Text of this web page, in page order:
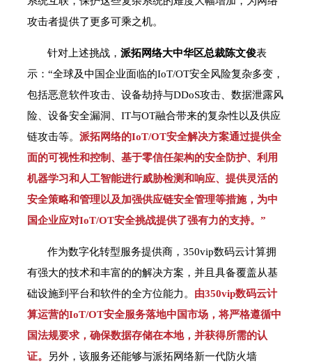
攻击者提供了更多可乘之机。
针对上述挑战， 派拓网络大中华区总裁陈文俊表
示：“全球及中国企业面临的IoT/OT安全风险复杂多变，
包括恶意软件攻击、设备劫持与DDoS攻击、数据泄露风
险、设备安全漏洞、IT与OT融合带来的复杂性以及供应
链攻击等。 派拓网络的IoT/OT安全解决方案通过提供全
面的可视性和控制、基于零信任架构的安全防护、利用
机器学习和人工智能进行威胁检测和响应、提供灵活的
安全策略和管理以及加强供应链安全管理等措施，为中
国企业应对IoT/OT安全挑战提供了强有力的支持。”
作为数字化转型服务提供商，350vip数码云计算拥
有强大的技术和丰富的的解决方案，并且具备覆盖从基
础设施到平台和软件的全方位能力。 由350vip数码云计
算运营的IoT/OT安全服务落地中国市场，将严格遵循中
国法规要求，确保数据存储在本地，并获得所需的认
证。
另外，该服务还能够与派拓网络新一代防火墙